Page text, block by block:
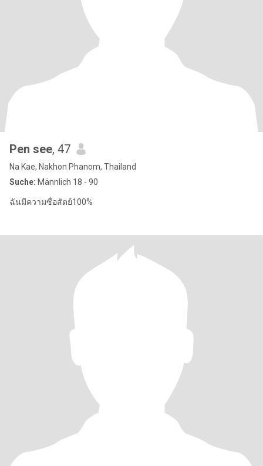
Pen see, 47
Na Kae, Nakhon Phanom, Thailand
Suche: Männlich 18 - 90
ฉันมีความซื่อสัตย์100%